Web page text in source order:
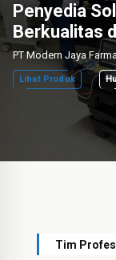
Penyedia
Berkualitas
Lihat Produk
Tim